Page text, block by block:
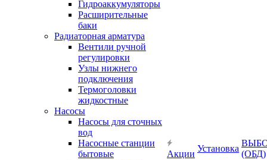
Гидроаккумуляторы
Расширительные
баки
Радиаторная арматура
Вентили ручной
регулировки
Узлы нижнего
подключения
Термоголовки
жидкостные
Насосы
Насосы для сточных
вод
Насосные станции
бытовые
Акции
Установка
(ОБД)